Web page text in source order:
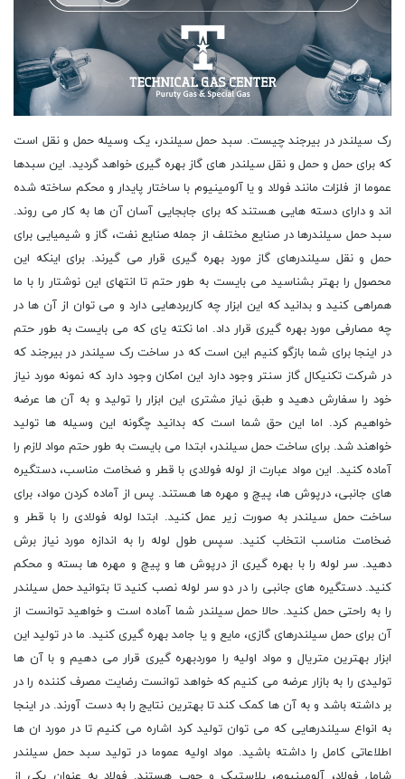
رک سیلندر در بیرجند چیست. سبد حمل سیلندر، یک وسیله حمل و نقل است که برای حمل و حمل و نقل سیلندر های گاز بهره گیری خواهد گردید. این سبدها عموما از فلزات مانند فولاد و یا آلومینیوم با ساختار پایدار و محکم ساخته شده اند و دارای دسته هایی هستند که برای جابجایی آسان آن ها به کار می روند. سبد حمل سیلندرها در صنایع مختلف از جمله صنایع نفت، گاز و شیمیایی برای حمل و نقل سیلندرهای گاز مورد بهره گیری قرار می گیرند. برای اینکه این محصول را بهتر بشناسید می بایست به طور حتم تا انتهای این نوشتار را با ما همراهی کنید و بدانید که این ابزار چه کاربردهایی دارد و می توان از آن ها در چه مصارفی مورد بهره گیری قرار داد. اما نکته یای که می بایست به طور حتم در اینجا برای شما بازگو کنیم این است که در ساخت رک سیلندر در بیرجند که در شرکت تکنیکال گاز سنتر وجود دارد این امکان وجود دارد که نمونه مورد نیاز خود را سفارش دهید و طبق نیاز مشتری این ابزار را تولید و به آن ها عرضه خواهیم کرد. اما این حق شما است که بدانید چگونه این وسیله ها تولید خواهند شد. برای ساخت حمل سیلندر، ابتدا می بایست به طور حتم مواد لازم را آماده کنید. این مواد عبارت از لوله فولادی با قطر و ضخامت مناسب، دستگیره های جانبی، درپوش ها، پیچ و مهره ها هستند. پس از آماده کردن مواد، برای ساخت حمل سیلندر به صورت زیر عمل کنید. ابتدا لوله فولادی را با قطر و ضخامت مناسب انتخاب کنید. سپس طول لوله را به اندازه مورد نیاز برش دهید. سر لوله را با بهره گیری از درپوش ها و پیچ و مهره ها بسته و محکم کنید. دستگیره های جانبی را در دو سر لوله نصب کنید تا بتوانید حمل سیلندر را به راحتی حمل کنید. حالا حمل سیلندر شما آماده است و خواهید توانست از آن برای حمل سیلندرهای گازی، مایع و یا جامد بهره گیری کنید. ما در تولید این ابزار بهترین متریال و مواد اولیه را موردبهره گیری قرار می دهیم و با آن ها تولیدی را به بازار عرضه می کنیم که خواهد توانست رضایت مصرف کننده را در بر داشته باشد و به آن ها کمک کند تا بهترین نتایج را به دست آورند. در اینجا به انواع سیلندرهایی که می توان تولید کرد اشاره می کنیم تا در مورد ان ها اطلاعاتی کامل را داشته باشید. مواد اولیه عموما در تولید سبد حمل سیلندر شامل فولاد، آلومینیوم، پلاستیک و چوب هستند. فولاد به عنوان یکی از محبوب ترین مواد اولیه برای تولید سبد حمل سیلندر بهره گیری خواهد گردید. فولاد از جمله موادی است که به دلیل قدرت بالا، مقاومت در برابر خوردگی و مقاومت در برابر ضربه، به عنوان یکی از بهترین مواد برای تولید سبد حمل سیلندر محسوب خواهد گردید. آلومینیوم نیز به عنوان یکی دیگر از مواد اولیه مورد بهره گیری در تولید سبد حمل سیلندر محسوب خواهد گردید. آلومینیوم به دلیل سبک وزن بودن، مقاومت در برابر خوردگی و قابلیت بازیافت، از مواد مورد علاقه برای تولید سبد حمل سیلندر است. پلاستیک نیز به عنوان یکی از مواد اولیه در تولید سبد حمل سیلندر مورد بهره گیری قرار می گیرد. پلاستیک به دلیل سبک وزن بودن، مقاومت در برابر خوردگی و قابلیت بازیافت، در تولید سبد حمل سیلندر مورد بهره گیری قرار می گیرد. چوب نیز به عنوان یکی دیگر از مواد اولیه در تولید سبد حمل سیلندر مورد بهره گیری قرار می گیرد. چوب به دلیل مقاومت در برابر خوردگی و قابلیت بازیافت، در تولید سبد حمل سیلندر مورد بهره گیری قرار می گیرد. ما در فروش انواع گاز آزمایشگاهی، صنعتی و خلوص بالا به خوبی عمل می کنیم و بهترین ها را برای ما به ارمغان می آوریم. همچنین لازم است بدانید که مراحل تولید این محصول و انواع سیلندر چگونه است و شامل چه فرایندی خواهد بود. تولید یک سیلندر حمل در بیشتر موارد شامل مراحل زیر است. طراحی و مهندسی، ابتدا یک طرح اولیه برای سیلندر تهیه خواهد گردید و سپس با بهره گیری از نرم افزارهای مهندسی، طراحی دقیق و محاسبات لازم برای تولید سیلندر انجام خواهد گردید. تولید قالب، برای تولید سیلندر، قالبی برای شکل دهی به جزئیات سیلندر تهیه خواهد گردید. یک قالب در تولید سیلندر شامل قطعاتی مانند ماتریس، کوره، قالب اصلی، قالب فرعی و راهنمایی است. در این قالب، ماتریس به عنوان قطعه ای ست که به صورت مستقیم در کوره قرار می گیرد و مواد مورد بهره گیری را به شکل مایع درون آن قرار می دهد. سپس، قالب اصلی بر روی ماتریس قرار می گیرد و مواد مایعی که درون ماتریس قرار دارند، به شکل دقیقی درون قالب اصلی قرار می گیرند. سپس، قالب فرعی بر روی قالب اصلی قرار می گیرد و مواد مایع را به شکل دقیقی درون آن قرار می دهد. در نهایت، راهنمایی برای بهبود کیفیت و دقت نهایی سیلندر بهره گیری خواهد گردید. تولید جزئیات سیلندر، با بهره گیری از قالب، جزئیات سیلندر شامل بدنه، درب، شیر تولید می شوند. تراشکاری، جزئیات سیلندر با بهره گیری از دستگاه های تراشکاری به شکل نهایی خود تبدیل می شوند. تراشکاری یکی از روش های اصلی تولید سیلندرهای صنعتی است. در این روش، ابتدا بلوک فلزی را به ابعاد مورد نظر برش می دهند و سپس با بهره گیری از دستگاه تراش، سطح داخلی و خارجی سیلندر را شکل می دهند. این روش به دلیل دقت بالا و قابلیت تکرار برای تولید تعداد زیادی از سیلندرها مناسب است. در مراحل بعدی، سیلندر به صورت خام تولید شده و به مرحله پرداخت نهایی می رسد. در این مرحله، سیلندر به داخل ماشین سی ان سی قرار می گیرد و با بهره گیری از ابزارهای خاص، سطح داخلی و خارجی آن به دقت بالا پرداخت خواهد گردید. سپس، سیلندر با آب کاری و تمیز کردن نهایی، آماده بهره گیری خواهد گردید.جوشکاری، جزئیات سیلندر با بهره گیری از دستگاه های جوشکاری به هم متصل می شوند. جوشکاری در تولید سیلندر از روش های اصلی تولید سیلندر است. در این روش، دو قطعه فلزی با بهره گیری از جوشکاری به هم متصل می شوند. برای جوشکاری سیلندر، از روش های مختلفی بهره گیری خواهد گردید. در هر یک از این روش ها، با بهره گیری از یک الکترود و یا سیم جوش، دو قطعه فلزی با هم متصل می شوند. در نهایت، سیلندر تولید شده به تست فشار آب و هوا و تست هلدر بازویی تحت فشار تحت عملکرد قرار می گیرد تا از کیفیت و ایمنی آن اطمینان حاصل شود. پایان دهی، پس از جوشکاری، سیلندر پایان دهی خواهد گردید و به صورت نهایی آماده بهره گیری خواهد گردید. این مرحله شامل پاک کردن، آبکاری و رنگ آمیزی است. همچنین نکته قابل توجه این است که ما در شرکت تکنیکال گاز سنتر می بایست به طور حتم به شیوه ای عمل می کنیم که هر آنچه را که شما مشتری گرامی به آن نیاز دارید را با اطلاعات کافی در خدمت شما خواهیم گذاشت و اینگونه نیست که فروش خود را انجام دهیم و به جوانب آن اهمیتی ندهیم. در مرکز فروش رک سیلندر بیرجند خدمات مختلفی وجود دارد که خواهید توانست از آن ها بهره مند شوید و در اینجا به برخی از ان ها اشره می کنیم. همانگونه که می دانید مرکز فروش رک سیلندر به عنوان یکی از معتبرترین مراکز فروش و خدمات دهی در زمینه رک های سیلندر، ارائه دهنده خدمات مختلفی به مشتریان خود می باشد. این خدمات شامل موارد زیر می باشد. فروش و نصب رک سیلندر، مشتریان می توانند انواع رک سیلندر را از مرکز فروش رک سیلندر تهیه کرده و با کمک تیم مجرب فنی این مرکز، رک سیلندر خود را به راحتی نصب کنند. خدمات تعمیر و نگهداری، در صورت بروز هرگونه خرابی در رک سیلندر، تیم فنی مرکز فروش رک سیلندر آماده تعمیر و بازسازی رک سیلندر شما می باشد. همچنین، با بهره گیری از خدمات نگهداری این مرکز، خواهید توانست از عمر و عملکرد بهتر رک سیلندر خود لذت ببرید. خدمات مشاوره، در صورت نیاز به راهنمایی در انتخاب و خرید رک سیلندر، تیم فنی و مشاوران مرکز فروش رک سیلندر با توجه به نیازهای شما، بهترین رک سیلندر را به شما پیشنهاد خواهند داد. فروش لوازم جانبی، مرکز فروش رک سیلندر انواع لوازم جانبی مورد نیاز رک سیلندر را نیز به مشتریان خود ارائه می دهد. این لوازم شامل قطعات یدکی، کابل ها، باتری ها می باشند. خدمات پس از فروش، مرکز فروش رک سیلندر پس از فروش نیز از خدمات پشتیبانی و پس از فروش به مشتریان خود برخوردار می باشد و در صورت نیاز به هرگونه راهنمایی و خدمات پشتیبانی، در دسترس مشتریان قرار می گیرد. همه این موارد که ذکر شد را خواهید توانست در سایت تخصصی ما پیدا کنید و به راحتی از آن ها بهره مند شوید و تنها چند کلیک با این موضوع فاصله دارید. به همین دلیل است که در همه جا صحبت از شرکت تکنیکال گاز سنتر می باشد و همه به دنبال این هستند که به نحوی از امکانات ما در فعالیت های خود بهره گیری کنند تا راه رسیدن به موفقیت در کار خود را آسان تر و سریع تر کنند. کارشناسان ما در این راه به شما خواهند گفت که رک سیلندر در بیرجند چه کاربردی دارد، زیرا چنانچه اطلاعاتی کامل را در مورد کاربرد آن ها داشته باشید خواهید توانست به راحتی انتخاب خود را داشته باشید و همچنی مشاورین ما نیز آسان تر می توانند شما را به سمت محصول مورد نظرتان سوق دهند. اما می بایست به طور حتم شما نیز اطلاعات کافی را در مورد نیاز خود به آن ها بدهید تا مسیر برای هر دو طرف آسان تر شود و به خریدی مطلوب دست پیدا کنید. اما در این موضوع می توان اینگونه گفت که برای خرید مطلوب، ابتدا می بایست به طور حتم نیازها و مشکلات خود را شناسایی کرده و سپس به دنبال محصولات و خدماتی بگردید که این نیازها را برطرف کنند. در این راه خواهید توانست از منابع مختلفی مانند اینترنت، رسانه های اجتماعی، مشاوران و دوستان و آشنایان خود بهره گیری کنید. همچنین، خواهید توانست محصولات و خدمات مختلف را مقایسه کرده و قیمت ها، کیفیت و خدمات پس از فروش را مقایسه کرده و انتخاب بهتری داشته باشید. در نهایت، پیش از خرید محصول، حتما از شرایط و قوانین فروشنده آگاه شوید و در صورت نیاز از مشاوران فنی و حقوقی بهره گیری کنید. در اینجا لازم می بینیم که به شما بگوییم که طراحی سیلندها چگونه انجام خواهد گردید. طراحی در تولید سیلندر بستگی به نوع سیلندر و کاربرد آن دارد. اما در کل، طراحی سیلندر می بایست به طور حتم به گونه ای باشد که بتواند با فشار بالا و دمای بالا کار کند و همچنین مقاومت کافی در برابر سایش و خوردگی داشته باشد. برای طراحی سیلندر، ابتدا می بایست به طور حتم نوع موادی که برای ساخت سیلندر بهره گیری خواهد گردید را مشخص کرد. سپس می بایست به طور حتم ابعاد و شکل سیلندر را به گونه ای طراحی کرد که بتواند به بهترین شکل از فضای موجود بهره گیری کند و همچنین بهترین عملکرد را داشته باشد. همچنین در طراحی سیلندر، می بایست به طور حتم به مسائلی مانند سرعت و فشار جریان، مقاومت در برابر خوردگی و سایش، قابلیت تعمیر و نگهداری و هزینه های تولید توجه کرد. با توجه به این مسائل، مهندسان طراحی سیلندر را به گونه ای انجام می دهند که بتواند به بهترین شکل از آن بهره گیری کرد و همچنین هزینه های تولید را کاهش دهد. ما به عنوان تولید کننده رک سیلندر در بیرجند برتر این محصولات می بایست به طور حتم هر آنچه را که نیاز دارید برای شما به صورت کامل تشریح کنیم تا به خرید مناسب برسید و این از وظایف ما در شرکت تکنیکال گاز سنتر می باشد که به خوبی آن را انجام می دهیم تا شما را به موفقیت در همکاری را با خود برسانیم و رضایت کامل شما را جلب نماییم. به همین دلیل است که مشاوره ای دقیق را برای شما در نظر گرفته ایم. برای خرید سبد حمل سیلندر، ابتدا می بایست به طور حتم نوع سیلندر مورد نظر خود را تعیین کنید. سپس با توجه به ابعاد و وزن سیلندر، سبد حمل مناسب را انتخاب کنید. در انتخاب سبد حمل، به موارد زیر توجه کنید. ظرفیت بارگیری سبد حمل با وزن سیلندر و تعداد آنها برابر باشد. سبد حمل دارای دستگیره های قوی و محکم باشد تا بتوانید به راحتی سیلندرها را حمل کنید. سبد حمل دارای پایه های محکم و استوار باشد تا بتوانید آن را به راحتی روی زمین قرار دهید. سبد حمل دارای پوشش محافظ برای جلوگیری از خراشیدگی سیلندرها باشد. سبد حمل دارای